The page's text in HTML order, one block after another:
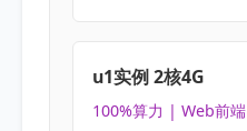
u1实例 2核4G
100%算力 | Web前端